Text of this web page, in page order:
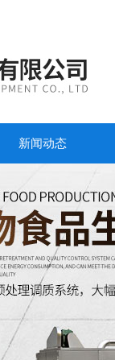
新闻动态